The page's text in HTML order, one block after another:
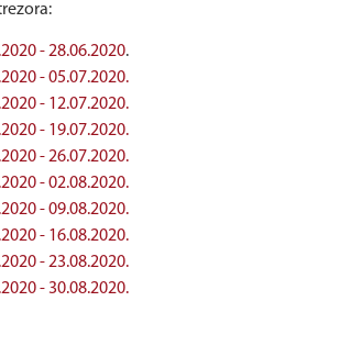
- 28.06.2020.
- 05.07.2020.
- 12.07.2020.
- 19.07.2020.
- 26.07.2020.
- 02.08.2020.
- 09.08.2020.
- 16.08.2020.
- 23.08.2020.
- 30.08.2020.